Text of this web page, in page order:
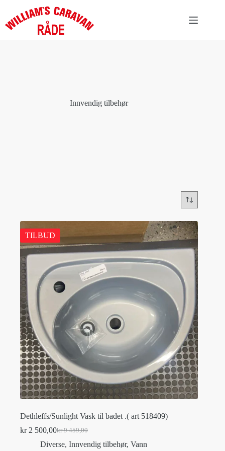
innholdet
Innvendig tilbehør
TILBUD
Dethleffs/Sunlight Vask til badet .( art 518409)
kr9 459,00
Original
price
kr2 500,00Current
price
Diverse, Innvendig tilbehør, Vann